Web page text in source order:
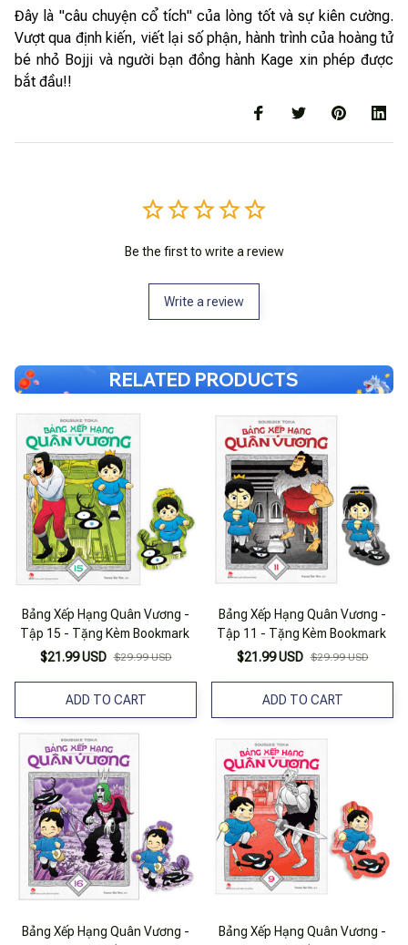
Đây là "câu chuyện cổ tích" của lòng tốt và sự kiên cường.
Vượt qua định kiến, viết lại số phận, hành trình của hoàng tử
bé nhỏ Bojji và người bạn đồng hành Kage xin phép được
bắt đầu!!
Be the first to write a review
Write a review
RELATED PRODUCTS
Bảng Xếp Hạng Quân Vương -
Tập 15 - Tặng Kèm Bookmark
$21.99 USD $29.99 USD
ADD TO CART
Bảng Xếp Hạng Quân Vương -
Tập 11 - Tặng Kèm Bookmark
$21.99 USD $29.99 USD
ADD TO CART
Bảng Xếp Hạng Quân Vương -
Bảng Xếp Hạng Quân Vương -